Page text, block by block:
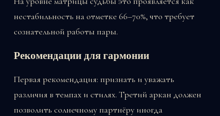
нестабильность на отметке 66–70%, что требует
сознательной работы пары.
Рекомендации для гармонии
Первая рекомендация: признать и уважать
различия в темпах и стилях. Третий аркан должен
позволить солнечному партнёру иногда